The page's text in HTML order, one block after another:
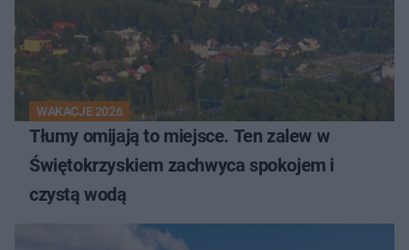
WAKACJE 2026
Tłumy omijają to miejsce. Ten zalew w
Świętokrzyskiem zachwyca spokojem i
czystą wodą